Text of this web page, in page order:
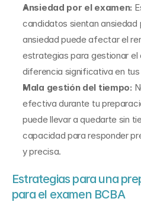
Ansiedad por el examen:
candidatos sientan ansiedad
ansiedad puede afectar el
estrategias para gestionar el
diferencia significativa en
Mala gestión del tiempo:
efectiva durante tu
puede llevar a quedarte sin
capacidad para responder
y precisa.
Estrategias para una
para el examen BCBA